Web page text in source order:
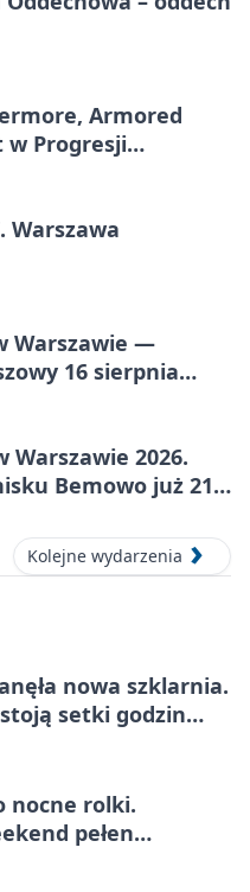
Armored
Progresji
Warszawa
Warszawie —
16 sierpnia
Warszawie 2026.
Bemowo już 21
Kolejne wydarzenia
nowa szklarnia.
setki godzin
nocne rolki.
pełen